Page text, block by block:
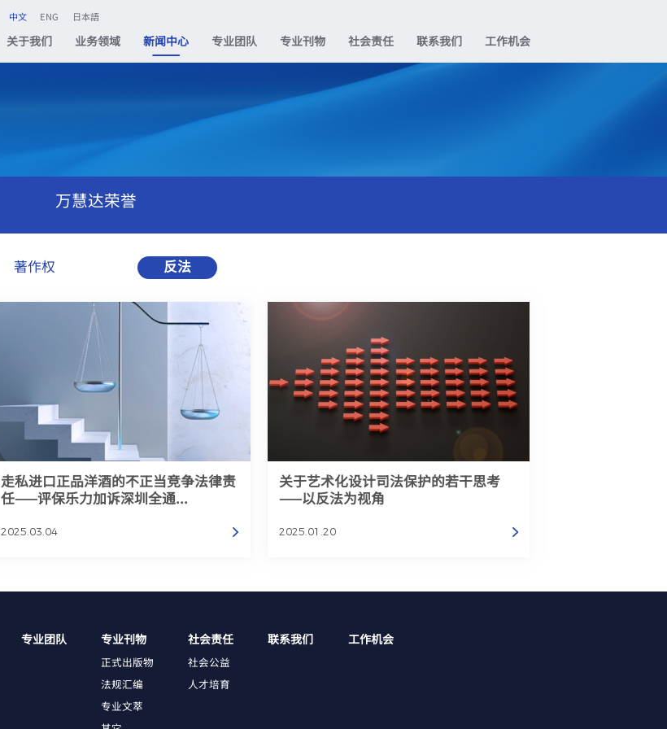
中文 ENG 日本語
关于我们 业务领域 新闻中心 专业团队 专业刊物 社会责任 联系我们 工作机会
万慧达荣誉
著作权 反法
走私进口正品洋酒的不正当竞争法律责
任——评保乐力加诉深圳全通...
2025.03.04
关于艺术化设计司法保护的若干思考
——以反法为视角
2025.01.20
专业团队 专业刊物
正式出版物
法规汇编
专业文萃
社会责任
社会公益
人才培育
联系我们 工作机会